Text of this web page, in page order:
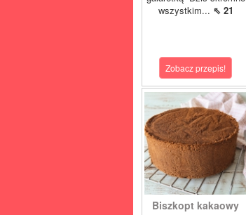
wszystkim... ⇖ 21
Zobacz przepis!
Biszkopt kakaowy